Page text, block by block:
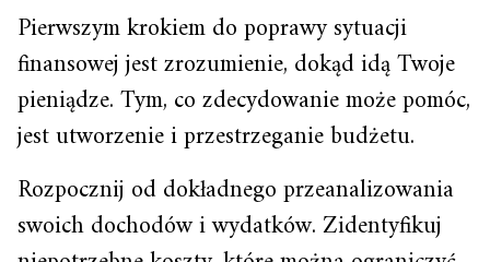
Pierwszym krokiem do poprawy sytuacji
finansowej jest zrozumienie, dokąd idą Twoje
pieniądze. Tym, co zdecydowanie może pomóc,
jest utworzenie i przestrzeganie budżetu.
Rozpocznij od dokładnego przeanalizowania
swoich dochodów i wydatków. Zidentyfikuj